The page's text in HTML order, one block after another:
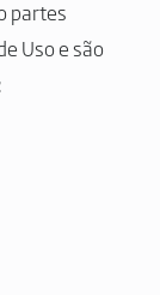
partes
Uso e são